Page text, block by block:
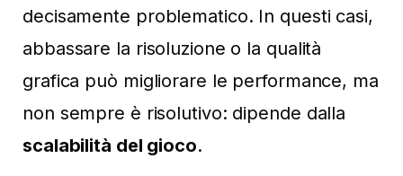
decisamente problematico. In questi casi,
abbassare la risoluzione o la qualità
grafica può migliorare le performance, ma
non sempre è risolutivo: dipende dalla
scalabilità del gioco.